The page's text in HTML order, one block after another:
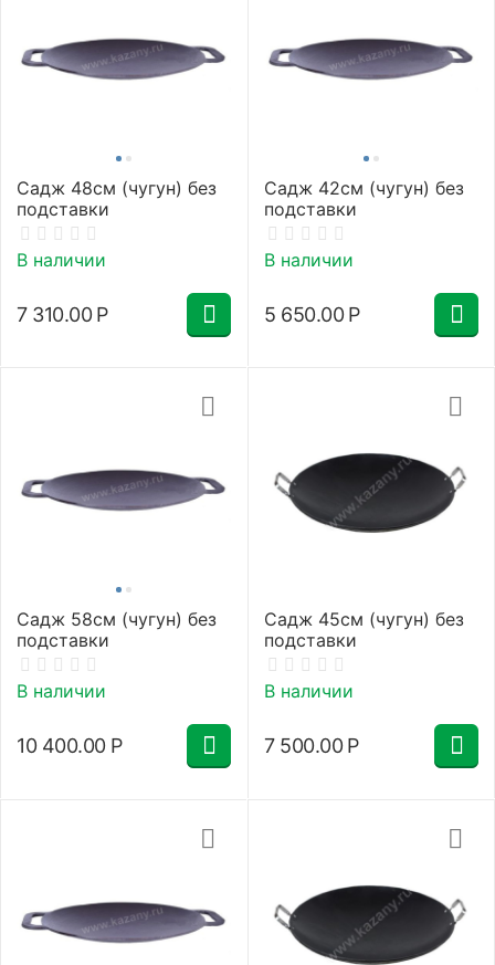
Садж 48см (чугун) без
подставки
В наличии
7 310.00 Р
Садж 42см (чугун) без
подставки
В наличии
5 650.00 Р
Садж 58см (чугун) без
подставки
В наличии
10 400.00 Р
Садж 45см (чугун) без
подставки
В наличии
7 500.00 Р